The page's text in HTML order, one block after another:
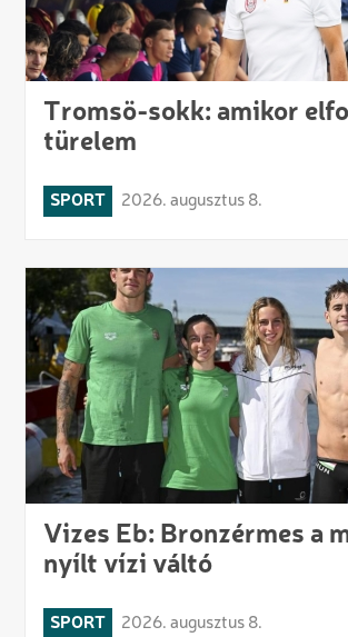
Tromsö-sokk: amikor
türelem
SPORT 2026. augusztus 8.
Vizes Eb: Bronzérmes a
nyílt vízi váltó
SPORT 2026. augusztus 8.